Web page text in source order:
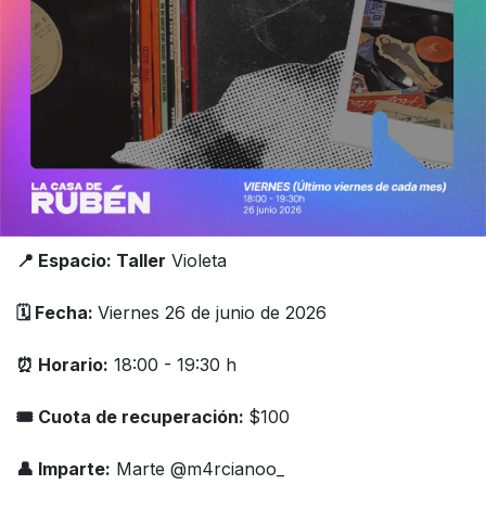
📍 Espacio: Taller Violeta
🗓️ Fecha: Viernes 26 de junio de 2026
⏰ Horario: 18:00 - 19:30 h
🎟 Cuota de recuperación: $100
👤 Imparte: Marte @m4rcianoo_